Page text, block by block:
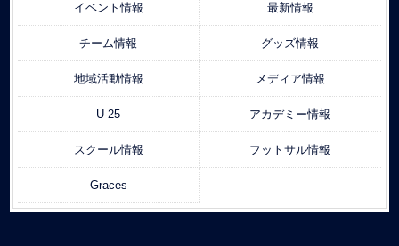
イベント情報 最新情報
チーム情報 グッズ情報
地域活動情報 メディア情報
U-25 アカデミー情報
スクール情報 フットサル情報
Graces